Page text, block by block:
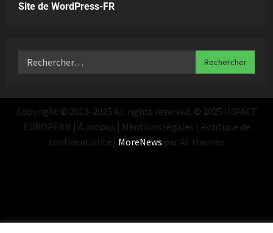
Site de WordPress-FR
Copyright © 2013-2025 All rights reserved. © 2025 IMPACT
EUROPEAN | À propos | Mentions légales | Politique de
confidentialité | MoreNews par AF themes